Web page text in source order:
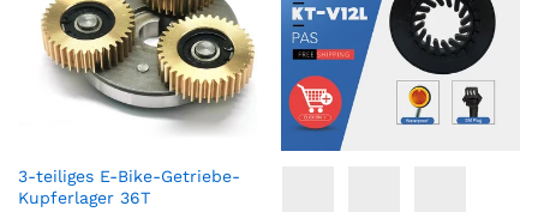
3-teiliges E-Bike-Getriebe-
Kupferlager 36T